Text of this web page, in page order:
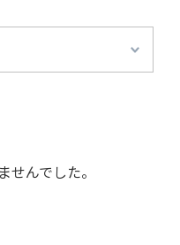
せんでした。